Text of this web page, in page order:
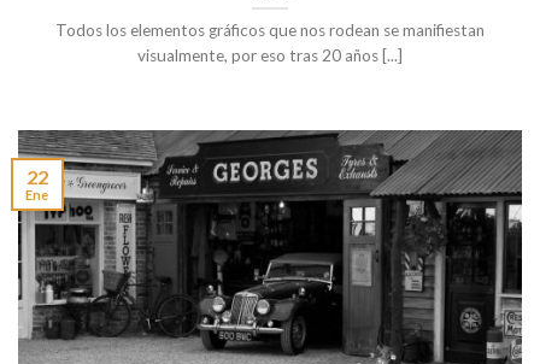
Todos los elementos gráficos que nos rodean se manifiestan
visualmente, por eso tras 20 años [...]
22
Ene